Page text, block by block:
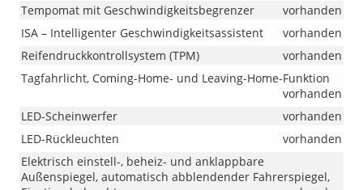
Tempomat mit Geschwindigkeitsbegrenzer
vorhanden
ISA – Intelligenter Geschwindigkeitsassistent
vorhanden
Reifendruckkontrollsystem (TPM)
vorhanden
Tagfahrlicht, Coming-Home- und Leaving-Home-Funktion
vorhanden
LED-Scheinwerfer
vorhanden
LED-Rückleuchten
vorhanden
Elektrisch einstell-, beheiz- und anklappbare
Außenspiegel, automatisch abblendender Fahrerspiegel,